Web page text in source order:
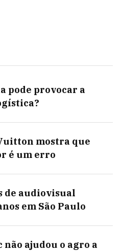
pode provocar a
mostra que
é um erro
de audiovisual
em São Paulo
não ajudou o agro a